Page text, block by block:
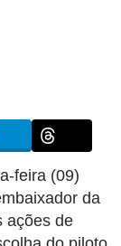
feira (09)
da
ações de